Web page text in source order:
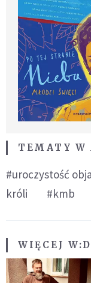
TEMATY W
#uroczystość
króli
#kmb
WIĘCEJ W: